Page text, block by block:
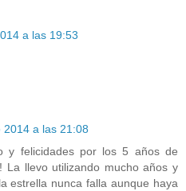
a las 19:53
a las 21:08
y felicidades por los 5 años de
La llevo utilizando mucho años y
estrella nunca falla aunque haya